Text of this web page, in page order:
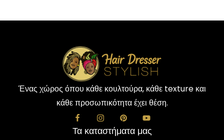
Ένας χώρος όπου κάθε κουλτούρα, κάθε texture και
κάθε προσωπικότητα έχει θέση.
Τα καταστήματα μας